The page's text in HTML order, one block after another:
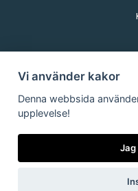
Vi använder kakor
Denna webbsida
upplevelse!